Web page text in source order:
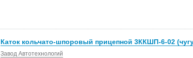
Каток кольчато-шпоровый прицепной 3ККШП-6-02
Завод Автотехнологий